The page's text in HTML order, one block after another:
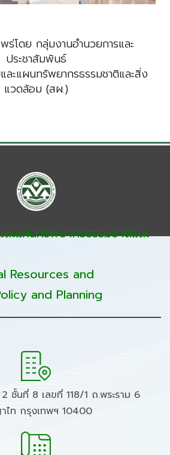
ร่โดย กลุ่มงานอำนวยการและ
ประชาสัมพันธ์
ละแผนทรัพยากรธรรมชาติและสิ่ง
แวดล้อม (สผ.)
ะแผนทรัพยากรธรรมชาติและ
Resources and
and Planning
ชั้นที่ 8 เลขที่ 118/1 ถ.พระราม 6
ท กรุงเทพฯ 10400